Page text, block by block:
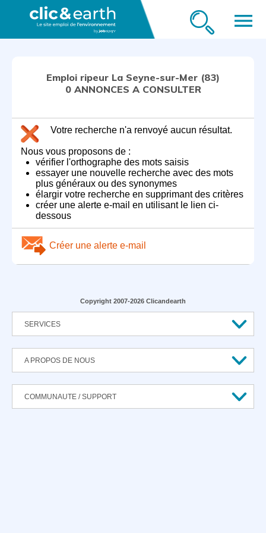
menu
Emploi ripeur La Seyne-sur-Mer (83)
0 ANNONCES A CONSULTER
Votre recherche n'a renvoyé aucun résultat.
Nous vous proposons de :
vérifier l'orthographe des mots saisis
essayer une nouvelle recherche avec des mots
plus généraux ou des synonymes
élargir votre recherche en supprimant des critères
créer une alerte e-mail en utilisant le lien ci-
dessous
Créer une alerte e-mail
Copyright 2007-2026 Clicandearth
SERVICES
A PROPOS DE NOUS
COMMUNAUTE / SUPPORT